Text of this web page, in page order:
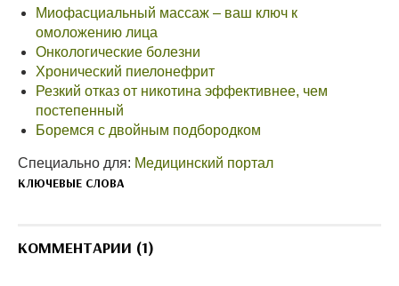
Миофасциальный массаж – ваш ключ к
омоложению лица
Онкологические болезни
Хронический пиелонефрит
Резкий отказ от никотина эффективнее, чем
постепенный
Боремся с двойным подбородком
Специально для: Медицинский портал
КЛЮЧЕВЫЕ СЛОВА
КОММЕНТАРИИ (1)